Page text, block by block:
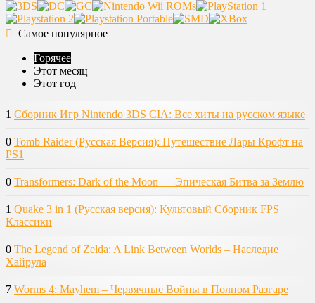
Самое популярное
Горячее
Этот месяц
Этот год
1 Сборник Игр Nintendo 3DS CIA: Все хиты на русском языке
0 Tomb Raider (Русская Версия): Путешествие Лары Крофт на
PS1
0 Transformers: Dark of the Moon — Эпическая Битва за Землю
1 Quake 3 in 1 (Русская версия): Культовый Сборник FPS
Классики
0 The Legend of Zelda: A Link Between Worlds – Наследие
Хайрула
7 Worms 4: Mayhem – Червячные Войны в Полном Разгаре